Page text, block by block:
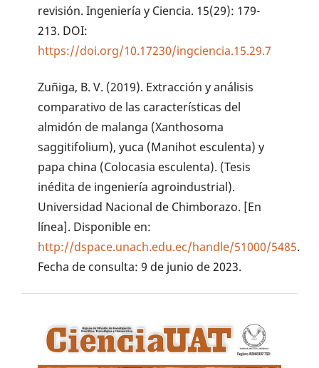
revisión. Ingeniería y Ciencia. 15(29): 179-
213. DOI:
https://doi.org/10.17230/ingciencia.15.29.7
Zuñiga, B. V. (2019). Extracción y análisis
comparativo de las características del
almidón de malanga (Xanthosoma
saggitifolium), yuca (Manihot esculenta) y
papa china (Colocasia esculenta). (Tesis
inédita de ingeniería agroindustrial).
Universidad Nacional de Chimborazo. [En
línea]. Disponible en:
http://dspace.unach.edu.ec/handle/51000/5485.
Fecha de consulta: 9 de junio de 2023.